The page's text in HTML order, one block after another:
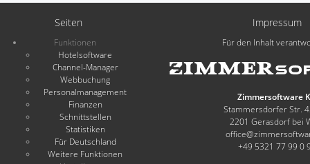
Seiten
Funktionen
Hotelsoftware
Channel-Manager
Webbuchung
Personalmanagement
Finanzen
Schnittstellen
Statistiken
Für Deutschland
Weitere Funktionen
Impressum
Für den Inhalt
Zimmersoftware
Stammersdorfer Str.
2201 Gerasdorf bei
+49 5321 77 99 0